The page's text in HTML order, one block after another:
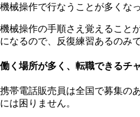
機械操作で行なうことが多くな
機械操作の手順さえ覚えること
になるので、反復練習あるのみで
働く場所が多く、転職できるチ
携帯電話販売員は全国で募集の
には困りません。